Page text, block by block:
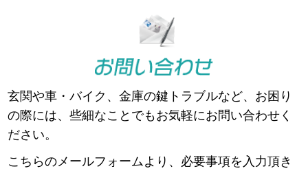
玄関や車・バイク、金庫の鍵トラブルなど、お困り
の際には、些細なことでもお気軽にお問い合わせく
ださい。
こちらのメールフォームより、必要事項を入力頂き